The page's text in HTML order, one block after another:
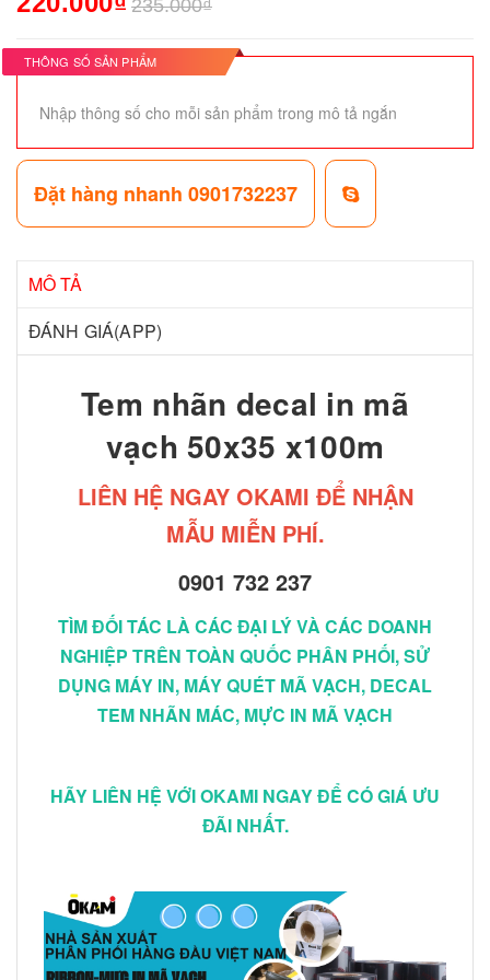
235.000₫
THÔNG SỐ SẢN PHẨM
Nhập thông số cho mỗi sản phẩm trong mô tả ngắn
Đặt hàng nhanh 0901732237
MÔ TẢ
ĐÁNH GIÁ(APP)
Tem nhãn decal in mã
vạch 50x35 x100m
LIÊN HỆ NGAY OKAMI ĐỂ NHẬN
MẪU MIỄN PHÍ.
0901 732 237
TÌM ĐỐI TÁC LÀ CÁC ĐẠI LÝ VÀ CÁC DOANH
NGHIỆP TRÊN TOÀN QUỐC PHÂN PHỐI, SỬ
DỤNG MÁY IN, MÁY QUÉT MÃ VẠCH, DECAL
TEM NHÃN MÁC, MỰC IN MÃ VẠCH
HÃY LIÊN HỆ VỚI OKAMI NGAY ĐỂ CÓ GIÁ ƯU
ĐÃI NHẤT.